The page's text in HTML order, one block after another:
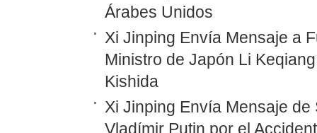
Árabes Unidos
Xi Jinping Envía Mensaje a
Ministro de Japón Li
Kishida
Xi Jinping Envía Mensaje
Vladímir Putin por el